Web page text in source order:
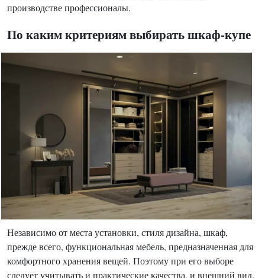
производстве профессионалы.
По каким критериям выбирать шкаф-купе
Независимо от места установки, стиля дизайна, шкаф,
прежде всего, функциональная мебель, предназначенная для
комфортного хранения вещей. Поэтому при его выборе
следует учитывать и практические качества, и внешний вид.